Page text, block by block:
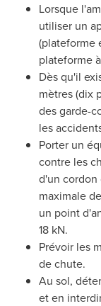
Lorsque
utiliser un
(plateforme
plateforme
Dès qu'il
mètres (dix
des garde-
les
Porter un
contre les
d'un cordon
maximale de
un point
18 kN.
Prévoir les
de chute.
Au sol,
et en